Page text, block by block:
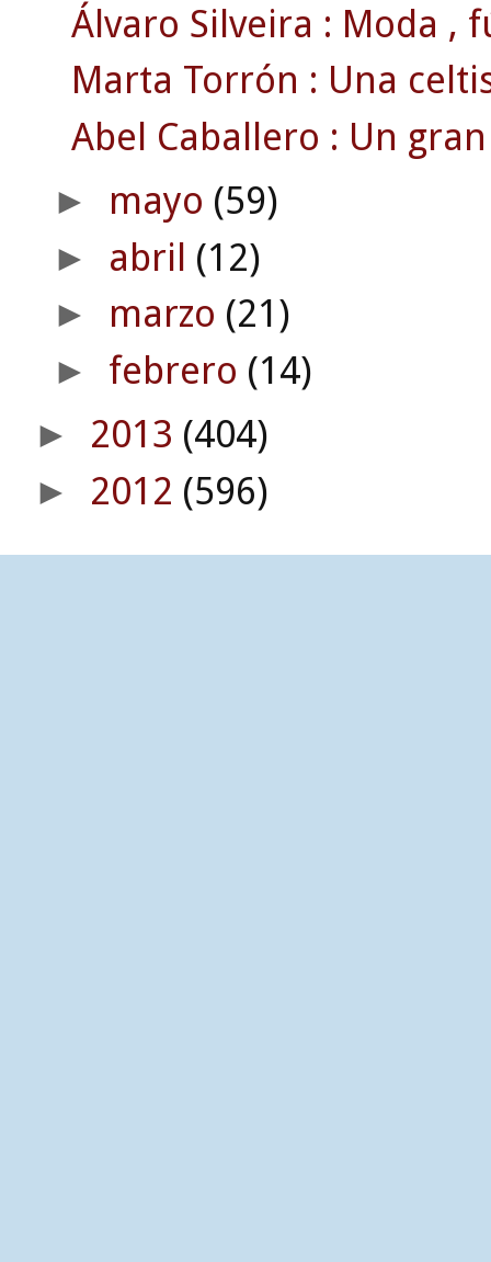
Álvaro Silveira : Moda ,
Marta Torrón : Una
Abel Caballero : Un
► mayo (59)
► abril (12)
► marzo (21)
► febrero (14)
► 2013 (404)
► 2012 (596)